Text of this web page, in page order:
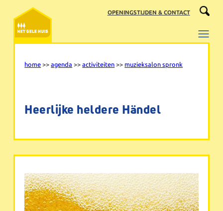
naar
inhoud
OPENINGSTIJDEN & CONTACT
home >>agenda >>activiteiten >> muzieksalon spronk
Heerlijke heldere Händel